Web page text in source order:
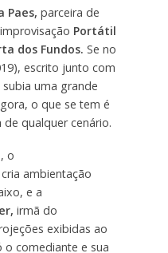
Paes, parceira de
Portátil
dos Fundos. Se no
escrito junto com
uma grande
o que se tem é
qualquer cenário.
o
cria ambientação
e a
irmã do
exibidas ao
o comediante e sua